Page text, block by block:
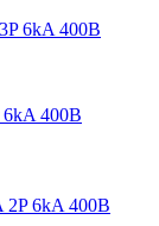
6kA 400В